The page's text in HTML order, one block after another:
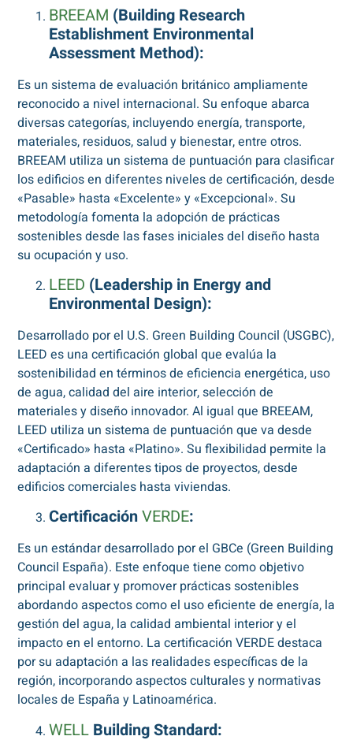
BREEAM (Building Research
Establishment Environmental
Assessment Method):
Es un sistema de evaluación británico ampliamente
reconocido a nivel internacional. Su enfoque abarca
diversas categorías, incluyendo energía, transporte,
materiales, residuos, salud y bienestar, entre otros.
BREEAM utiliza un sistema de puntuación para clasificar
los edificios en diferentes niveles de certificación, desde
«Pasable» hasta «Excelente» y «Excepcional». Su
metodología fomenta la adopción de prácticas
sostenibles desde las fases iniciales del diseño hasta
su ocupación y uso.
LEED (Leadership in Energy and
Environmental Design):
Desarrollado por el U.S. Green Building Council (USGBC),
LEED es una certificación global que evalúa la
sostenibilidad en términos de eficiencia energética, uso
de agua, calidad del aire interior, selección de
materiales y diseño innovador. Al igual que BREEAM,
LEED utiliza un sistema de puntuación que va desde
«Certificado» hasta «Platino». Su flexibilidad permite la
adaptación a diferentes tipos de proyectos, desde
edificios comerciales hasta viviendas.
CertificaciónVERDE:
Es un estándar desarrollado por el GBCe (Green Building
Council España). Este enfoque tiene como objetivo
principal evaluar y promover prácticas sostenibles
abordando aspectos como el uso eficiente de energía, la
gestión del agua, la calidad ambiental interior y el
impacto en el entorno. La certificación VERDE destaca
por su adaptación a las realidades específicas de la
región, incorporando aspectos culturales y normativas
locales de España y Latinoamérica.
WELL Building Standard: